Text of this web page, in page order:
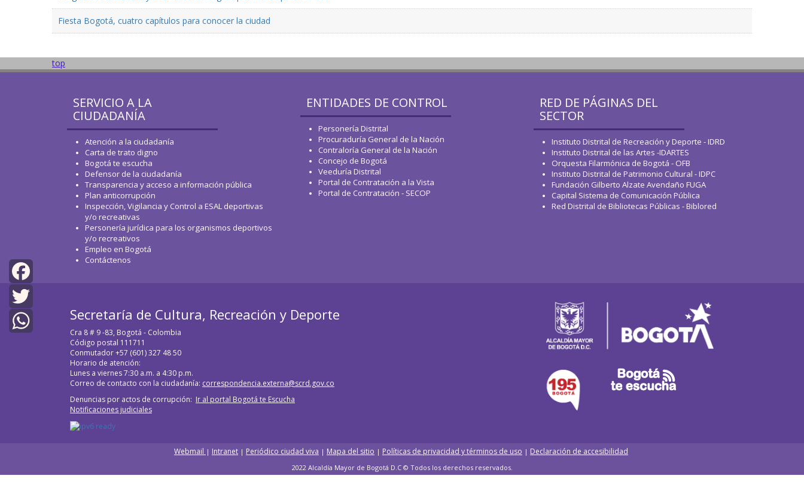
Facebook
Twitter
Fiesta Bogotá, cuatro capítulos para conocer la ciudad
top
SERVICIO A LA
CIUDADANÍA
Atención a la ciudadanía
Carta de trato digno
Bogotá te escucha
Defensor de la ciudadanía
Transparencia y acceso a información pública
Plan anticorrupción
Inspección, Vigilancia y Control a ESAL deportivas
y/o recreativas
Personería jurídica para los organismos deportivos
y/o recreativos
Empleo en Bogotá
Contáctenos
ENTIDADES DE CONTROL
Personería Distrital
Procuraduría General de la Nación
Contraloría General de la Nación
Concejo de Bogotá
Veeduría Distrital
Portal de Contratación a la Vista
Portal de Contratación - SECOP
RED DE PÁGINAS DEL
SECTOR
Instituto Distrital de Recreación y Deporte - IDRD
Instituto Distrital de las Artes -IDARTES
Orquesta Filarmónica de Bogotá - OFB
Instituto Distrital de Patrimonio Cultural - IDPC
Fundación Gilberto Alzate Avendaño FUGA
Capital Sistema de Comunicación Pública
Red Distrital de Bibliotecas Públicas - Biblored
Secretaría de Cultura, Recreación y Deporte
Cra 8 # 9 -83, Bogotá - Colombia
Código postal 111711
Conmutador +57 (601) 327 48 50
Horario de atención:
Lunes a viernes 7:30 a.m. a 4:30 p.m.
Correo de contacto con la ciudadanía: correspondencia.externa@scrd.gov.co
Denuncias por actos de corrupción: Ir al portal Bogotá te Escucha
Notificaciones judiciales
Webmail | Intranet | Periódico ciudad viva | Mapa del sitio | Políticas de privacidad y términos de uso | Declaración de accesibilidad
2022 Alcaldía Mayor de Bogotá D.C © Todos los derechos reservados.